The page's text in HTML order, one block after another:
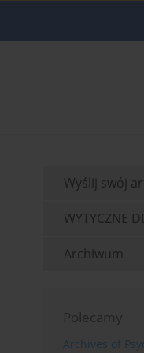
Wyślij swój
WYTYCZNE
Archiwum
Polecamy
Archives of